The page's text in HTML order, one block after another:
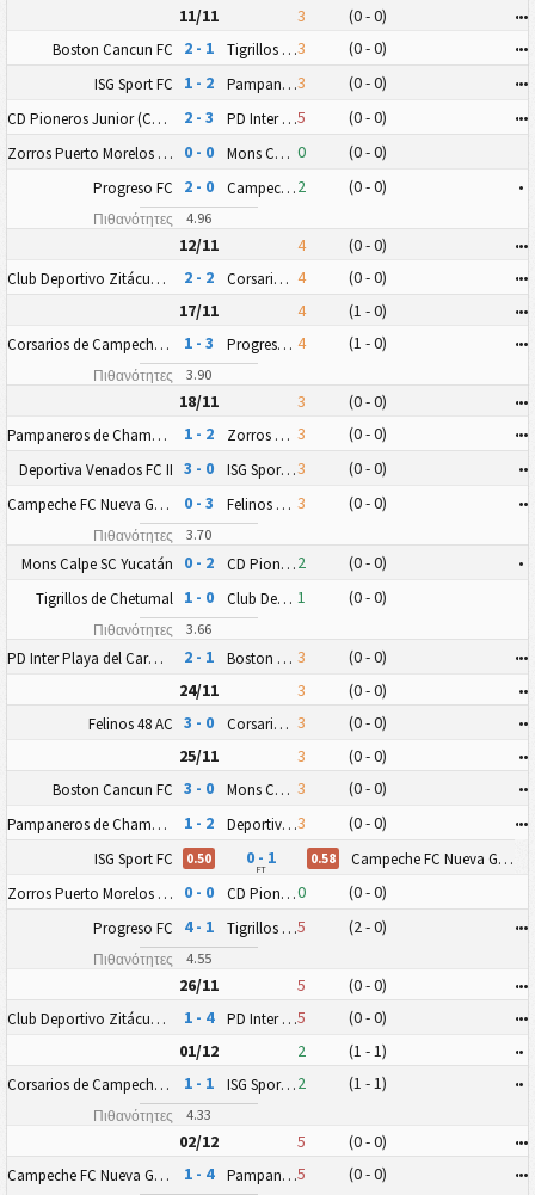
11/11 3 (0 - 0) •••
Boston Cancun FC 2 - 1 Tigrillos de Chetumal3 (0 - 0) •••
ISG Sport FC 1 - 2 Pampaneros de Champotón FC3 (0 - 0) •••
CD Pioneros Junior (CD Pioneros de Cancún II) 2 - 3 PD Inter Playa del Carmen AC II5 (0 - 0) •••
Zorros Puerto Morelos FC 0 - 0 Mons Calpe SC Yucatán 0 (0 - 0)
Progreso FC
Πιθανότητες
2 - 0
4.96
Campeche FC Nueva Generación2 (0 - 0) •
12/11 4 (0 - 0) •••
Club Deportivo Zitácuaro II 2 - 2 Corsarios de Campeche FC 4 (0 - 0) •••
17/11
4 (1 - 0) •••
Corsarios de Campeche FC
Πιθανότητες
1 - 3
3.90
Progreso FC 4 (1 - 0) •••
18/11 3 (0 - 0) •••
Pampaneros de Champotón FC 1 - 2 Zorros Puerto Morelos FC 3 (0 - 0) •••
Deportiva Venados FC II 3 - 0 ISG Sport FC3 (0 - 0) ••
Campeche FC Nueva Generación
Πιθανότητες
0 - 3
3.70
Felinos 48 AC 3 (0 - 0) ••
Mons Calpe SC Yucatán 0 - 2 CD Pioneros Junior (CD Pioneros de Cancún II)2 (0 - 0) •
Tigrillos de Chetumal
Πιθανότητες
1 - 0
3.66
Club Deportivo Zitácuaro II 1 (0 - 0)
PD Inter Playa del Carmen AC II 2 - 1 Boston Cancun FC 3 (0 - 0) •••
24/11
3 (0 - 0) ••
Felinos 48 AC 3 - 0 Corsarios de Campeche FC 3 (0 - 0) ••
25/11
3 (0 - 0) ••
Boston Cancun FC 3 - 0 Mons Calpe SC Yucatán 3 (0 - 0) ••
Pampaneros de Champotón FC 1 - 2 Deportiva Venados FC II3 (0 - 0) •••
ISG Sport FC 0.50 0 - 1
FT
0.58
Campeche FC Nueva Generación
Zorros Puerto Morelos FC
0 - 0 CD Pioneros Junior (CD Pioneros de Cancún II)0 (0 - 0)
Progreso FC
Πιθανότητες
4 - 1
4.55
Tigrillos de Chetumal5 (2 - 0) •••
26/11 5 (0 - 0) •••
Club Deportivo Zitácuaro II 1 - 4 PD Inter Playa del Carmen AC II5 (0 - 0) •••
01/12
2 (1 - 1) ••
Corsarios de Campeche FC
Πιθανότητες
1 - 1
4.33
ISG Sport FC2 (1 - 1) ••
02/12 5 (0 - 0) •••
Campeche FC Nueva Generación 1 - 4 Pampaneros de Champotón FC5 (0 - 0) •••